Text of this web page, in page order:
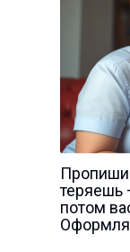
теряешь
потом